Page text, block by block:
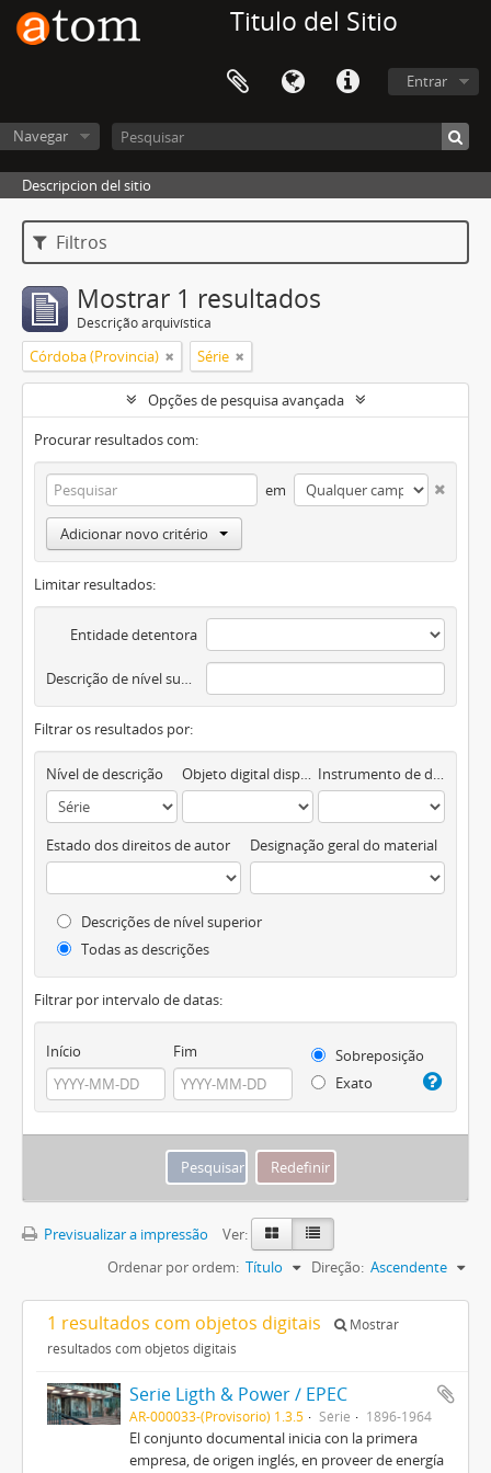
Titulo del Sitio
Entrar
Navegar
Descripcion del sitio
Filtros
Mostrar 1 resultados
Descrição arquivística
Córdoba (Provincia) Série
Opções de pesquisa avançada
Procurar resultados com:
em
Adicionar novo critério
Limitar resultados:
Entidade detentora
Descrição de nível superior
Filtrar os resultados por:
Nível de descrição Objeto digital disponível Instrumento de descrição documental
Estado dos direitos de autor Designação geral do material
Descrições de nível superior
Todas as descrições
Filtrar por intervalo de datas:
Início Fim
Sobreposição
Exato
Previsualizar a impressão
Ver:
Ordenar por ordem: Título Direção: Ascendente
1 resultados com objetos digitais
Mostrar
resultados com objetos digitais
Serie Ligth & Power / EPEC
AR-000033-(Provisorio) 1.3.5 Série 1896-1964
El conjunto documental inicia con la primera
empresa, de origen inglés, en proveer de energía